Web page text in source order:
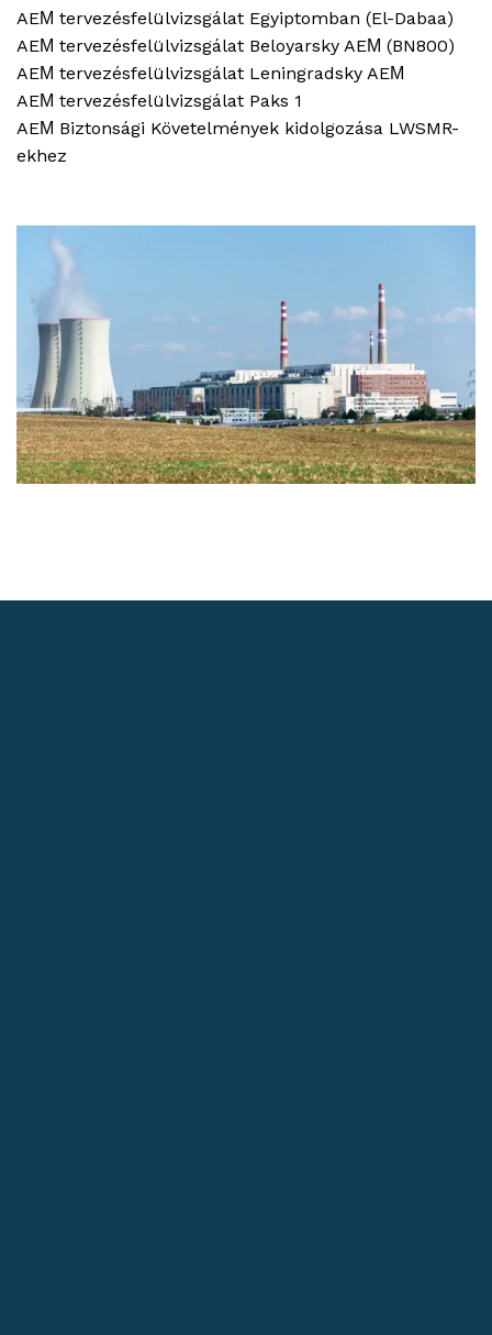
AEΜ tervezésfelülvizsgálat Egyiptomban (El-Dabaa)
AEΜ tervezésfelülvizsgálat Beloyarsky AEΜ (BN800)
AEΜ tervezésfelülvizsgálat Leningradsky AEΜ
AEΜ tervezésfelülvizsgálat Paks 1
AEΜ Biztonsági Követelmények kidolgozása LWSMR-
ekhez